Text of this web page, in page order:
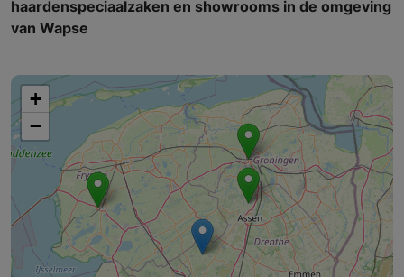
haardenspeciaalzaken en showrooms in de omgeving
van Wapse
+
−